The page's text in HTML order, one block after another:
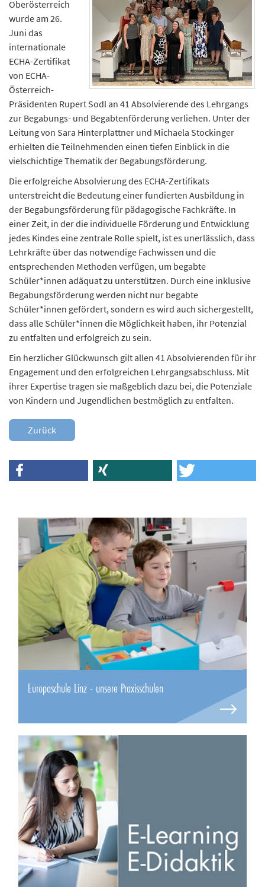
e
n
Oberösterreich
wurde am 26.
Juni das
internationale
ECHA-Zertifikat
von ECHA-
Österreich-
Präsidenten Rupert Sodl an 41 Absolvierende des Lehrgangs
zur Begabungs- und Begabtenförderung verliehen. Unter der
Leitung von Sara Hinterplattner und Michaela Stockinger
erhielten die Teilnehmenden einen tiefen Einblick in die
vielschichtige Thematik der Begabungsförderung.
Die erfolgreiche Absolvierung des ECHA-Zertifikats
unterstreicht die Bedeutung einer fundierten Ausbildung in
der Begabungsförderung für pädagogische Fachkräfte. In
einer Zeit, in der die individuelle Förderung und Entwicklung
jedes Kindes eine zentrale Rolle spielt, ist es unerlässlich, dass
Lehrkräfte über das notwendige Fachwissen und die
entsprechenden Methoden verfügen, um begabte
Schüler*innen adäquat zu unterstützen. Durch eine inklusive
Begabungsförderung werden nicht nur begabte
Schüler*innen gefördert, sondern es wird auch sichergestellt,
dass alle Schüler*innen die Möglichkeit haben, ihr Potenzial
zu entfalten und erfolgreich zu sein.
Ein herzlicher Glückwunsch gilt allen 41 Absolvierenden für ihr
Engagement und den erfolgreichen Lehrgangsabschluss. Mit
ihrer Expertise tragen sie maßgeblich dazu bei, die Potenziale
von Kindern und Jugendlichen bestmöglich zu entfalten.
Zurück
Europaschule Linz - unsere Praxisschulen